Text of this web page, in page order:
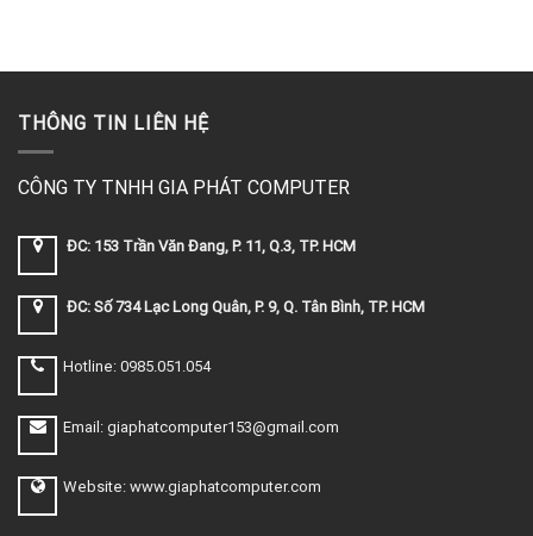
THÔNG TIN LIÊN HỆ
CÔNG TY TNHH GIA PHÁT COMPUTER
ĐC: 153 Trần Văn Đang, P. 11, Q.3, TP. HCM
ĐC: Số 734 Lạc Long Quân, P. 9, Q. Tân Bình, TP. HCM
Hotline: 0985.051.054
Email: giaphatcomputer153@gmail.com
Website: www.giaphatcomputer.com